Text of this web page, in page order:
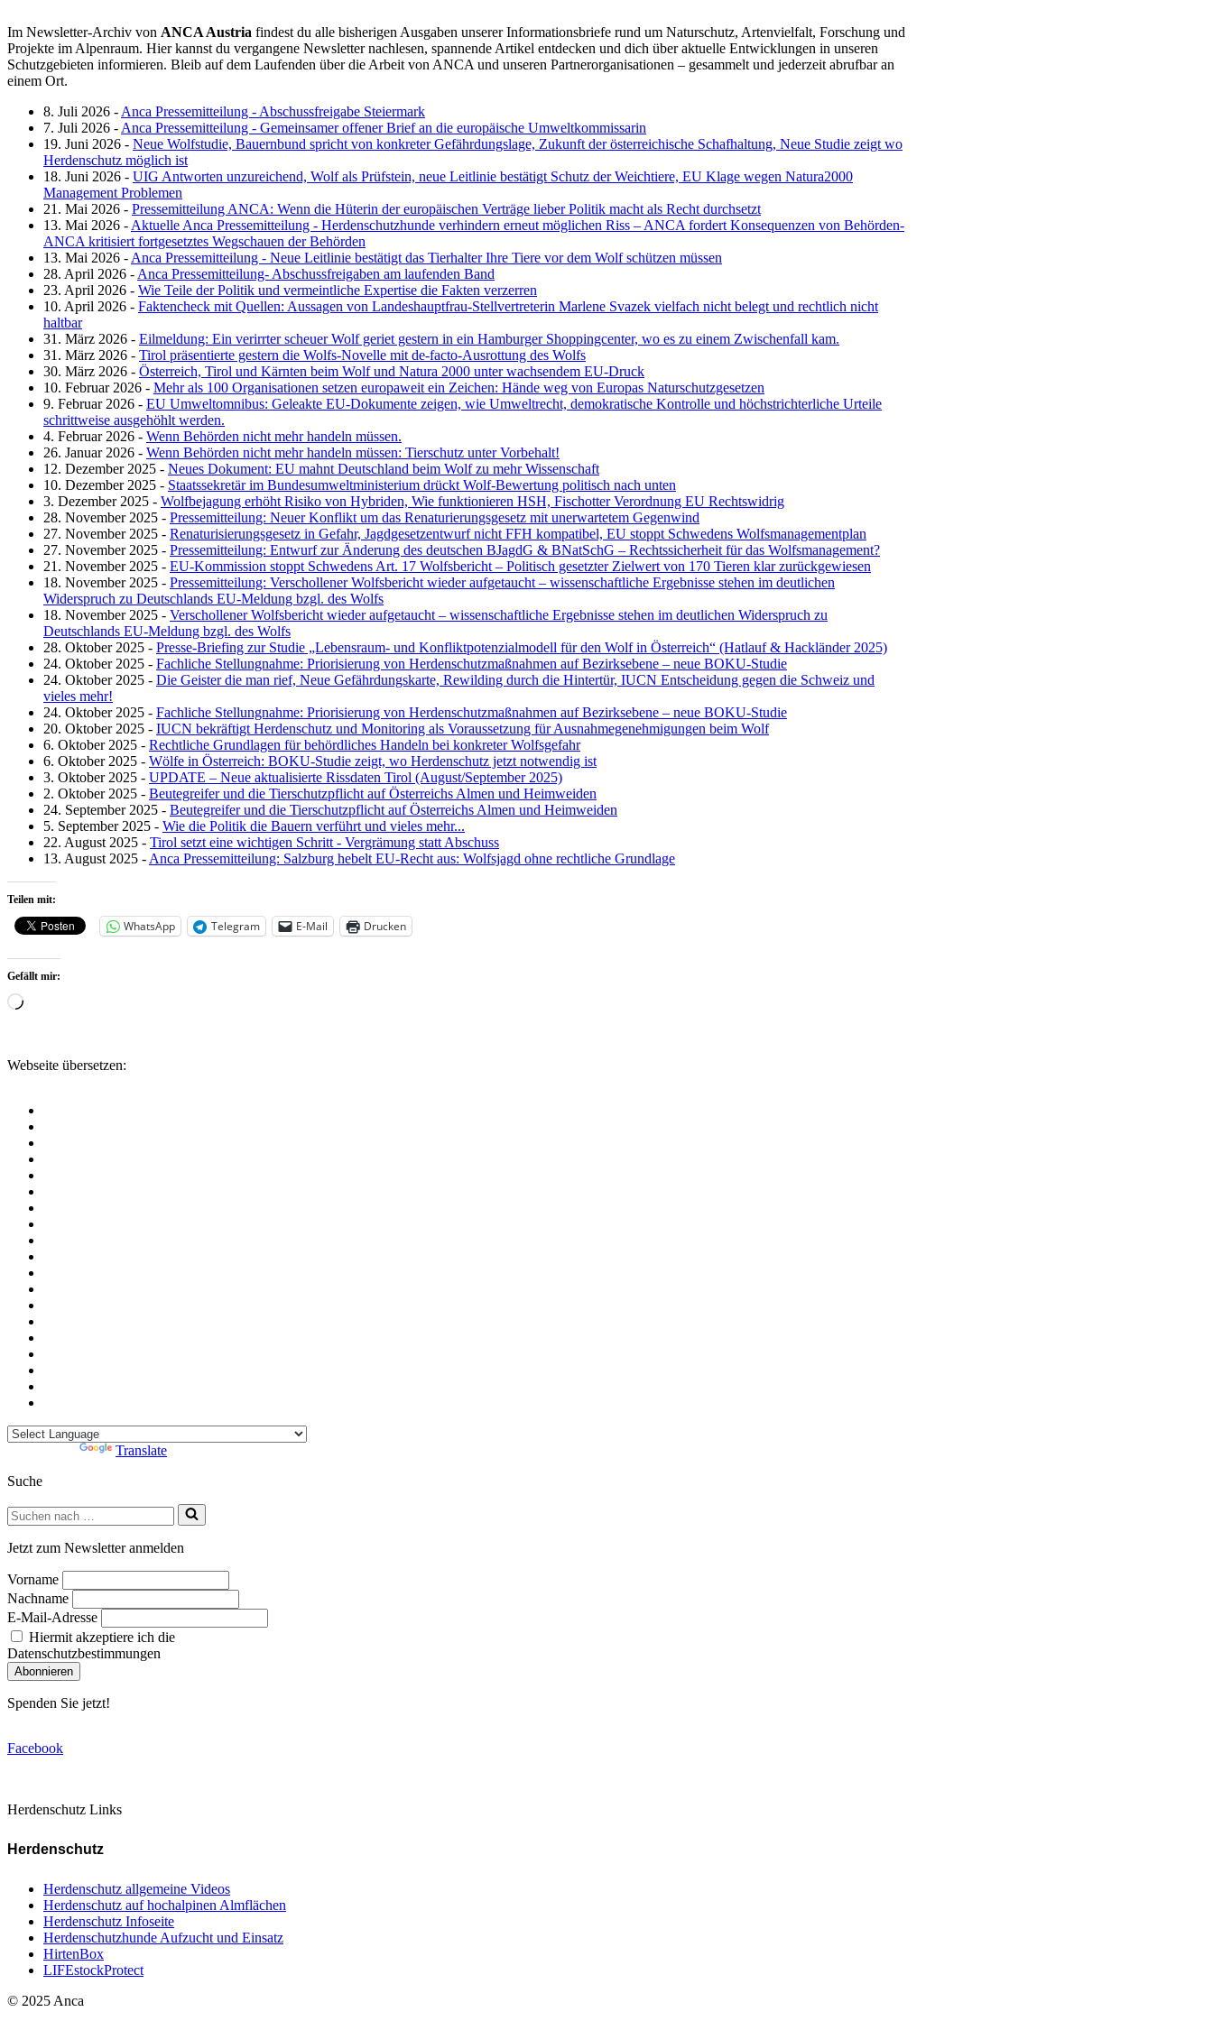
Im Newsletter-Archiv von ANCA Austria findest du alle bisherigen Ausgaben unserer Informationsbriefe rund um Naturschutz, Artenvielfalt, Forschung und
Projekte im Alpenraum. Hier kannst du vergangene Newsletter nachlesen, spannende Artikel entdecken und dich über aktuelle Entwicklungen in unseren
Schutzgebieten informieren. Bleib auf dem Laufenden über die Arbeit von ANCA und unseren Partnerorganisationen – gesammelt und jederzeit abrufbar an
einem Ort.
8. Juli 2026 - Anca Pressemitteilung - Abschussfreigabe Steiermark
7. Juli 2026 - Anca Pressemitteilung - Gemeinsamer offener Brief an die europäische Umweltkommissarin
19. Juni 2026 - Neue Wolfstudie, Bauernbund spricht von konkreter Gefährdungslage, Zukunft der österreichische Schafhaltung, Neue Studie zeigt wo
Herdenschutz möglich ist
18. Juni 2026 - UIG Antworten unzureichend, Wolf als Prüfstein, neue Leitlinie bestätigt Schutz der Weichtiere, EU Klage wegen Natura2000
Management Problemen
21. Mai 2026 - Pressemitteilung ANCA: Wenn die Hüterin der europäischen Verträge lieber Politik macht als Recht durchsetzt
13. Mai 2026 - Aktuelle Anca Pressemitteilung - Herdenschutzhunde verhindern erneut möglichen Riss – ANCA fordert Konsequenzen von Behörden-
ANCA kritisiert fortgesetztes Wegschauen der Behörden
13. Mai 2026 - Anca Pressemitteilung - Neue Leitlinie bestätigt das Tierhalter Ihre Tiere vor dem Wolf schützen müssen
28. April 2026 - Anca Pressemitteilung- Abschussfreigaben am laufenden Band
23. April 2026 - Wie Teile der Politik und vermeintliche Expertise die Fakten verzerren
10. April 2026 - Faktencheck mit Quellen: Aussagen von Landeshauptfrau-Stellvertreterin Marlene Svazek vielfach nicht belegt und rechtlich nicht
haltbar
31. März 2026 - Eilmeldung: Ein verirrter scheuer Wolf geriet gestern in ein Hamburger Shoppingcenter, wo es zu einem Zwischenfall kam.
31. März 2026 - Tirol präsentierte gestern die Wolfs-Novelle mit de-facto-Ausrottung des Wolfs
30. März 2026 - Österreich, Tirol und Kärnten beim Wolf und Natura 2000 unter wachsendem EU-Druck
10. Februar 2026 - Mehr als 100 Organisationen setzen europaweit ein Zeichen: Hände weg von Europas Naturschutzgesetzen
9. Februar 2026 - EU Umweltomnibus: Geleakte EU-Dokumente zeigen, wie Umweltrecht, demokratische Kontrolle und höchstrichterliche Urteile
schrittweise ausgehöhlt werden.
4. Februar 2026 - Wenn Behörden nicht mehr handeln müssen.
26. Januar 2026 - Wenn Behörden nicht mehr handeln müssen: Tierschutz unter Vorbehalt!
12. Dezember 2025 - Neues Dokument: EU mahnt Deutschland beim Wolf zu mehr Wissenschaft
10. Dezember 2025 - Staatssekretär im Bundesumweltministerium drückt Wolf-Bewertung politisch nach unten
3. Dezember 2025 - Wolfbejagung erhöht Risiko von Hybriden, Wie funktionieren HSH, Fischotter Verordnung EU Rechtswidrig
28. November 2025 - Pressemitteilung: Neuer Konflikt um das Renaturierungsgesetz mit unerwartetem Gegenwind
27. November 2025 - Renaturisierungsgesetz in Gefahr, Jagdgesetzentwurf nicht FFH kompatibel, EU stoppt Schwedens Wolfsmanagementplan
27. November 2025 - Pressemitteilung: Entwurf zur Änderung des deutschen BJagdG & BNatSchG – Rechtssicherheit für das Wolfsmanagement?
21. November 2025 - EU-Kommission stoppt Schwedens Art. 17 Wolfsbericht – Politisch gesetzter Zielwert von 170 Tieren klar zurückgewiesen
18. November 2025 - Pressemitteilung: Verschollener Wolfsbericht wieder aufgetaucht – wissenschaftliche Ergebnisse stehen im deutlichen
Widerspruch zu Deutschlands EU-Meldung bzgl. des Wolfs
18. November 2025 - Verschollener Wolfsbericht wieder aufgetaucht – wissenschaftliche Ergebnisse stehen im deutlichen Widerspruch zu
Deutschlands EU-Meldung bzgl. des Wolfs
28. Oktober 2025 - Presse‑Briefing zur Studie „Lebensraum‑ und Konfliktpotenzialmodell für den Wolf in Österreich“ (Hatlauf & Hackländer 2025)
24. Oktober 2025 - Fachliche Stellungnahme: Priorisierung von Herdenschutzmaßnahmen auf Bezirksebene – neue BOKU-Studie
24. Oktober 2025 - Die Geister die man rief, Neue Gefährdungskarte, Rewilding durch die Hintertür, IUCN Entscheidung gegen die Schweiz und
vieles mehr!
24. Oktober 2025 - Fachliche Stellungnahme: Priorisierung von Herdenschutzmaßnahmen auf Bezirksebene – neue BOKU-Studie
20. Oktober 2025 - IUCN bekräftigt Herdenschutz und Monitoring als Voraussetzung für Ausnahmegenehmigungen beim Wolf
6. Oktober 2025 - Rechtliche Grundlagen für behördliches Handeln bei konkreter Wolfsgefahr
6. Oktober 2025 - Wölfe in Österreich: BOKU-Studie zeigt, wo Herdenschutz jetzt notwendig ist
3. Oktober 2025 - UPDATE – Neue aktualisierte Rissdaten Tirol (August/September 2025)
2. Oktober 2025 - Beutegreifer und die Tierschutzpflicht auf Österreichs Almen und Heimweiden
24. September 2025 - Beutegreifer und die Tierschutzpflicht auf Österreichs Almen und Heimweiden
5. September 2025 - Wie die Politik die Bauern verführt und vieles mehr...
22. August 2025 - Tirol setzt eine wichtigen Schritt - Vergrämung statt Abschuss
13. August 2025 - Anca Pressemitteilung: Salzburg hebelt EU-Recht aus: Wolfsjagd ohne rechtliche Grundlage
Teilen mit:
WhatsApp Telegram E-Mail Drucken
Gefällt mir:
Wird
Webseite übersetzen:
Translate
Suche
Suchen
nach …
Jetzt zum Newsletter anmelden
Vorname
Nachname
E-Mail-Adresse
Hiermit akzeptiere ich die
Datenschutzbestimmungen
Spenden Sie jetzt!
Facebook
Herdenschutz Links
Herdenschutz
Herdenschutz allgemeine Videos
Herdenschutz auf hochalpinen Almflächen
Herdenschutz Infoseite
Herdenschutzhunde Aufzucht und Einsatz
HirtenBox
LIFEstockProtect
© 2025 Anca